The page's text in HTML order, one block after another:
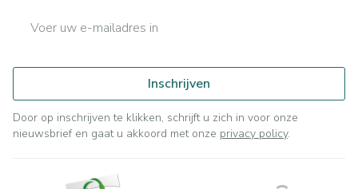
Inschrijven
Door op inschrijven te klikken, schrijft u zich in voor onze
nieuwsbrief en gaat u akkoord met onze privacy policy.